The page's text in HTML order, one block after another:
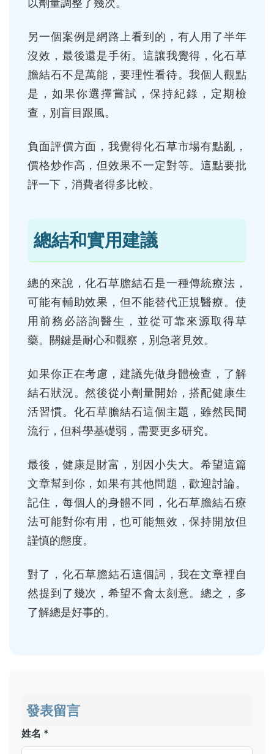
以劑量調整了幾次。
另一個案例是網路上看到的，有人用了半年
沒效，最後還是手術。這讓我覺得，化石草
膽結石不是萬能，要理性看待。我個人觀點
是，如果你選擇嘗試，保持紀錄，定期檢
查，別盲目跟風。
負面評價方面，我覺得化石草市場有點亂，
價格炒作高，但效果不一定對等。這點要批
評一下，消費者得多比較。
總結和實用建議
總的來說，化石草膽結石是一種傳統療法，
可能有輔助效果，但不能替代正規醫療。使
用前務必諮詢醫生，並從可靠來源取得草
藥。關鍵是耐心和觀察，別急著見效。
如果你正在考慮，建議先做身體檢查，了解
結石狀況。然後從小劑量開始，搭配健康生
活習慣。化石草膽結石這個主題，雖然民間
流行，但科學基礎弱，需要更多研究。
最後，健康是財富，別因小失大。希望這篇
文章幫到你，如果有其他問題，歡迎討論。
記住，每個人的身體不同，化石草膽結石療
法可能對你有用，也可能無效，保持開放但
謹慎的態度。
對了，化石草膽結石這個詞，我在文章裡自
然提到了幾次，希望不會太刻意。總之，多
了解總是好事的。
發表留言
姓名 *